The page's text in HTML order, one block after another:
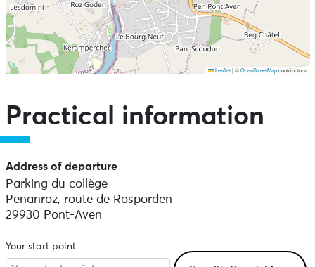
Leaflet |©OpenStreetMapcontributors
Practical information
Address of departure
Parking du collège
Penanroz, route de Rosporden
29930 Pont-Aven
Your start point